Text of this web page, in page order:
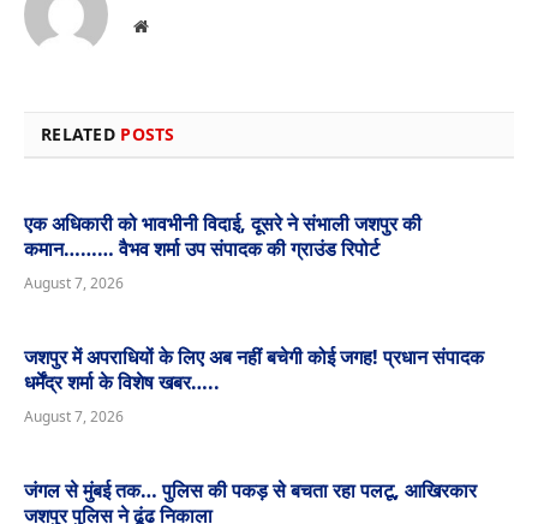
Website
RELATED POSTS
एक अधिकारी को भावभीनी विदाई, दूसरे ने संभाली जशपुर की
कमान……… वैभव शर्मा उप संपादक की ग्राउंड रिपोर्ट
August 7, 2026
जशपुर में अपराधियों के लिए अब नहीं बचेगी कोई जगह! प्रधान संपादक
धर्मेंद्र शर्मा के विशेष खबर…..
August 7, 2026
जंगल से मुंबई तक… पुलिस की पकड़ से बचता रहा पलटू, आखिरकार
जशपुर पुलिस ने ढूंढ निकाला